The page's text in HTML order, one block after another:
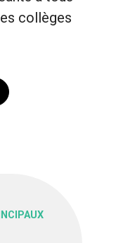
collèges